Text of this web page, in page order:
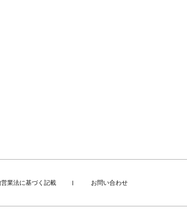
業法に基づく記載 お問い合わせ